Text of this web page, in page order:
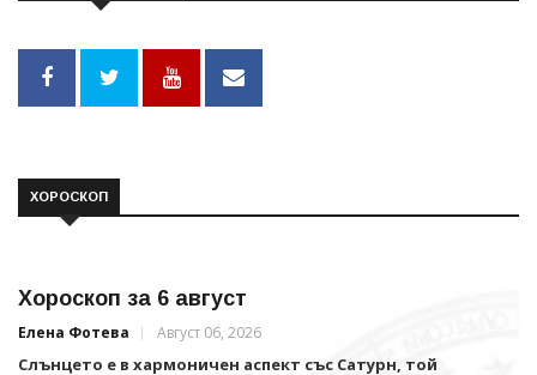
ХОРОСКОП
Хороскоп за 6 август
Елена Фотева Август 06, 2026
Слънцето е в хармоничен аспект със Сатурн, той